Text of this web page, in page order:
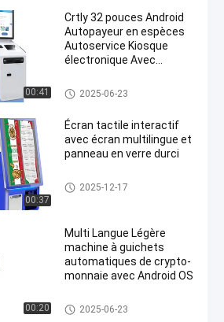
00:41
Crtly 32 pouces Android
Autopayeur en espèces
Autoservice Kiosque
électronique Avec
Kiosque libre-service
2025-06-23
00:37
Écran tactile interactif
avec écran multilingue et
panneau en verre durci
Borne à écran tactile
2025-12-17
00:20
Multi Langue Légère
machine à guichets
automatiques de crypto-
monnaie avec Android OS
Distributeur automatique de bi
llets cryptographiques
2025-06-23